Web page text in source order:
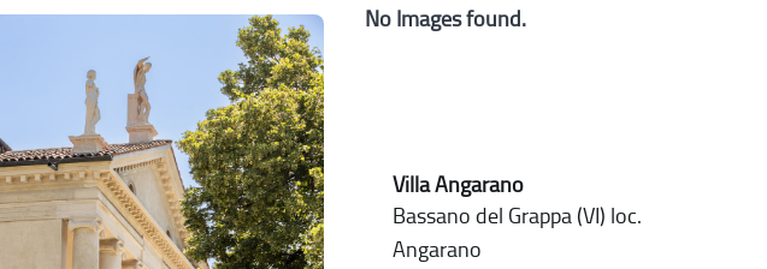
No Images found.
Villa Angarano
Bassano del Grappa (VI) loc.
Angarano